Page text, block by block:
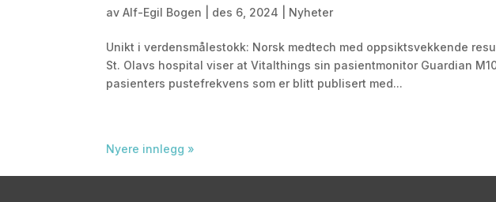
avAlf-Egil Bogen des 6, 2024 Nyheter
Unikt i verdensmålestokk: Norsk medtech med oppsiktsvekkende
St. Olavs hospital viser at Vitalthings sin pasientmonitor Guardian
pasienters pustefrekvens som er blitt publisert med...
Nyere innlegg »